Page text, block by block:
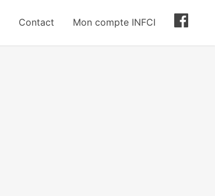
Contact Mon compte INFCI